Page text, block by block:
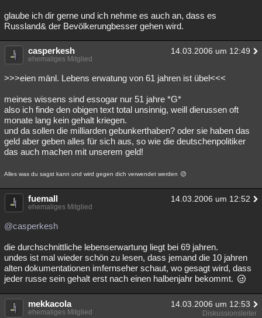
glaube ich dir gerne und ich nehme es auch an, dass es
Russland& der Bevölkerungbesser gehen wird.
casperkesh 14.03.2006 um 12:49
ehemaliges Mitglied
>>>eien mänl. Lebens erwatung von 61 jahren ist übel<<<
meines wissens sind essogar nur 51 jahre *G*
also ich finde den obigen text total unsinnig, weill dierussen oft
monate lang kein gehalt kriegen.
und da sollen die milliarden gebunkerthaben? oder sie haben das
geld aber geben alles für sich aus, so wie die deutschenpolitiker
das auch machen mit unserem geld!
Alles was du sagst kann und wird gegen dich verwendet werden
fuemall 14.03.2006 um 12:52
ehemaliges Mitglied
@casperkesh
die durchschnittliche lebenserwartung liegt bei 69 jahren.
undes ist mal wieder schön zu lesen, dass jemand die 10 jahren
alten dokumentationen imfernseher schaut, wo gesagt wird, dass
jeder russe sein gehalt erst nach einen halbenjahr bekommt.
mekkacola 14.03.2006 um 12:53
ehemaliges Mitglied Diskussionsleiter